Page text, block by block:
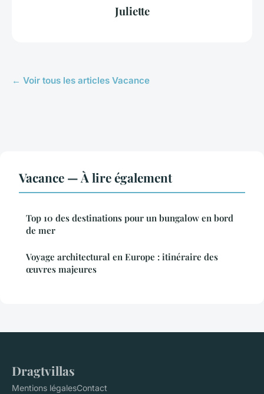
Juliette
← Voir tous les articles Vacance
Vacance — À lire également
Top 10 des destinations pour un bungalow en bord
de mer
Voyage architectural en Europe : itinéraire des
œuvres majeures
Dragtvillas
Mentions légalesContact